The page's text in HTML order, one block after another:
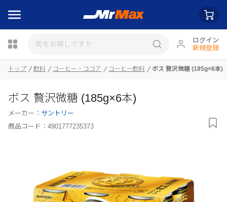
ログイン
新規登録
瓶詰
トップ 飲料 コーヒー・ココア コーヒー飲料 ボス 贅沢微糖 (185g×6本)
ボス 贅沢微糖 (185g×6本)
メーカー： サントリー
商品コード： 4901777235373